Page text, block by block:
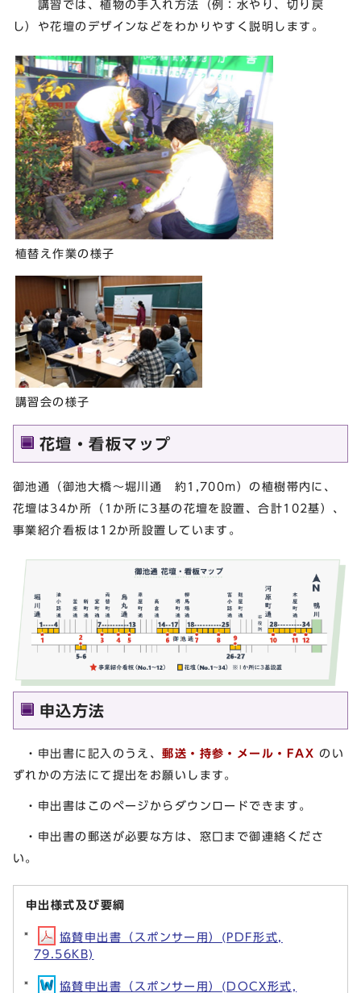
講習では、植物の手入れ方法（例：水やり、切り戻
し）や花壇のデザインなどをわかりやすく説明します。
植替え作業の様子
講習会の様子
花壇・看板マップ
御池通（御池大橋～堀川通 約1,700m）の植樹帯内に、
花壇は34か所（1か所に3基の花壇を設置、合計102基）、
事業紹介看板は12か所設置しています。
申込方法
・申出書に記入のうえ、郵送・持参・メール・FAX のい
ずれかの方法にて提出をお願いします。
・申出書はこのページからダウンロードできます。
・申出書の郵送が必要な方は、窓口まで御連絡くださ
い。
申出様式及び要綱
協賛申出書（スポンサー用）(PDF形式,
79.56KB)
協賛申出書（スポンサー用）(DOCX形式,